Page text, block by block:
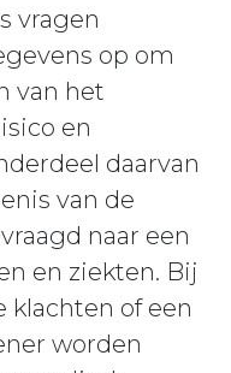
vragen
op om
van het
en
daarvan
van de
naar een
en ziekten. Bij
klachten of een
worden